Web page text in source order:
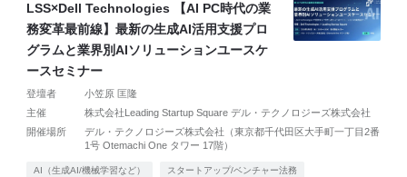
LSS×Dell Technologies 【AI PC時代の業
務変革最前線】最新の生成AI活用支援プロ
グラムと業界別AIソリューションユースケ
ースセミナー
登壇者
小笠原 匡隆
主催
株式会社Leading Startup Square デル・テクノロジーズ株式会社
開催場所
デル・テクノロジーズ株式会社（東京都千代田区大手町一丁目2番
1号 Otemachi One タワー 17階）
AI（生成AI/機械学習など） スタートアップ/ベンチャー法務